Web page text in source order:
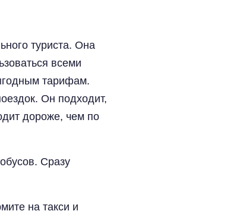
туриста. Она
всеми
тарифам.
Он подходит,
дороже, чем по
Сразу
на такси и